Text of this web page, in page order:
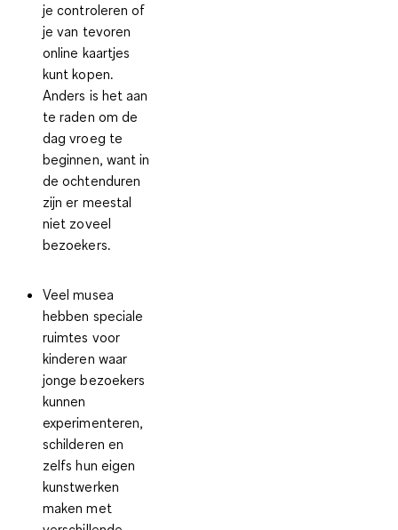
je controleren of
je van tevoren
online kaartjes
kunt kopen.
Anders is het aan
te raden om de
dag vroeg te
beginnen, want in
de ochtenduren
zijn er meestal
niet zoveel
bezoekers.
Veel musea
hebben speciale
ruimtes voor
kinderen waar
jonge bezoekers
kunnen
experimenteren,
schilderen en
zelfs hun eigen
kunstwerken
maken met